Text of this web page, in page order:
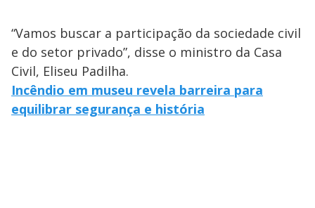
“Vamos buscar a participação da sociedade civil
e do setor privado”, disse o ministro da Casa
Civil, Eliseu Padilha.
Incêndio em museu revela barreira para
equilibrar segurança e história